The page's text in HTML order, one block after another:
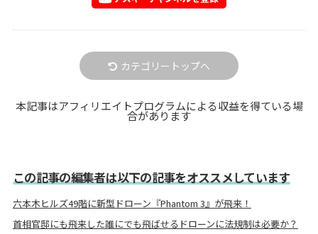
カテゴリートップへ
本記事はアフィリエイトプログラムによる収益を得ている場
合があります
この記事の編集者は以下の記事をオススメしています
六本木ヒルズ49階に新型ドローン『Phantom 3』が飛来！
首相官邸にも飛来した誰にでも飛ばせるドローンに法規制は必要か？